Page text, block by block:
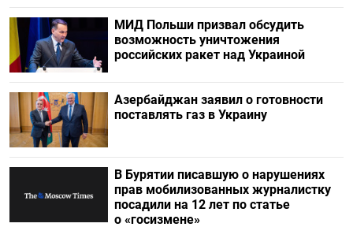
МИД Польши призвал обсудить
возможность уничтожения
российских ракет над Украиной
Азербайджан заявил о готовности
поставлять газ в Украину
В Бурятии писавшую о нарушениях
прав мобилизованных журналистку
посадили на 12 лет по статье
о «госизмене»